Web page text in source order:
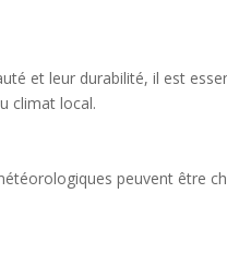
et leur durabilité, il est
climat local.
peuvent être